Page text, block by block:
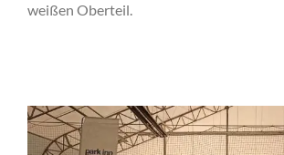
weißen Oberteil.